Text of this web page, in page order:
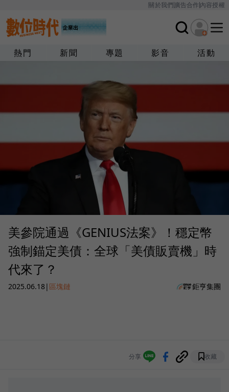
關於我們廣告合作內容授權
熱門 新聞 專題 影音 活動
美參院通過《GENIUS法案》！穩定幣
強制錨定美債：全球「美債販賣機」時
代來了？
2025.06.18| 區塊鏈 鉅亨集團
分享 收藏